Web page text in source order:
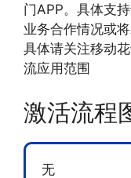
门APP。具体支
业务合作情况或将
具体请关注移动
流应用范围
激活流程
无